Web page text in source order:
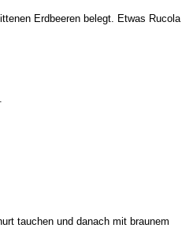
Erdbeeren belegt. Etwas Rucola
tauchen und danach mit braunem